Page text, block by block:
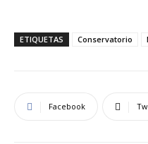
ETIQUETAS Conservatorio
Facebook